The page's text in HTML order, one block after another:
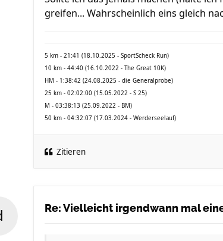
greifen... Wahrscheinlich eins gleich
5 km - 21:41 (18.10.2025 - SportScheck Run)
10 km - 44:40 (16.10.2022 - The Great 10K)
HM - 1:38:42 (24.08.2025 - die Generalprobe)
25 km - 02:02:00 (15.05.2022 - S 25)
M - 03:38:13 (25.09.2022 - BM)
50 km - 04:32:07 (17.03.2024 - Werderseelauf)
Zitieren
Re: Vielleicht irgendwann mal